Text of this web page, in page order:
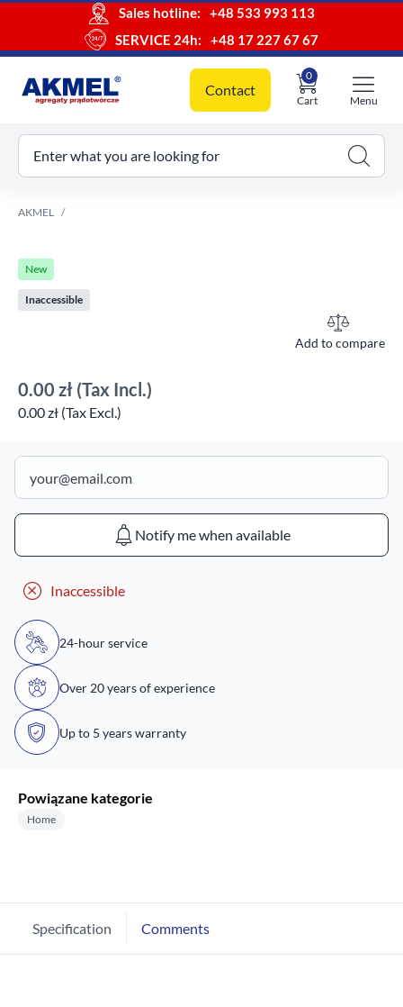
Sales hotline:
+48 533 993 113
SERVICE 24h:
+48 17 227 67 67
Contact
Cart
0
cart
Menu
Enter what you are looking for
AKMEL
New
Inaccessible
Add to compare
0.00 zł (Tax Incl.)
0.00 zł (Tax Excl.)
Notify me when available
Inaccessible
24-hour service
Over 20 years of experience
Up to 5 years warranty
Powiązane kategorie
Home
Specification Comments